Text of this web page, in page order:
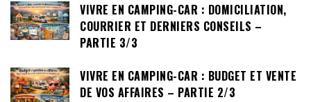
VIVRE EN CAMPING-CAR : DOMICILIATION,
COURRIER ET DERNIERS CONSEILS –
PARTIE 3/3
VIVRE EN CAMPING-CAR : BUDGET ET VENTE
DE VOS AFFAIRES – PARTIE 2/3